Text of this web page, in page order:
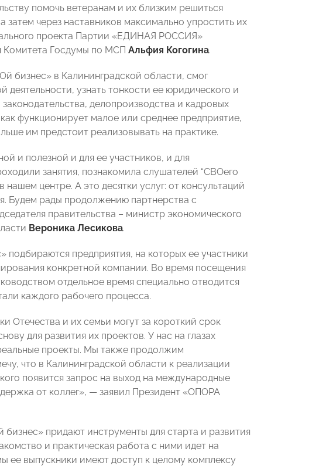
помочь ветеранам и их близким решиться
через наставников максимально упростить их
проекта Партии «ЕДИНАЯ РОССИЯ»
Комитета Госдумы по МСП Альфия Когогина.
бизнес» в Калининградской области, смог
узнать тонкости ее юридического и
делопроизводства и кадровых
функционирует малое или среднее предприятие,
им предстоит реализовывать на практике.
и полезной и для ее участников, и для
занятия, познакомила слушателей “СВОего
центре. А это десятки услуг: от консультаций
Будем рады продолжению партнерства с
правительства – министр экономического
Вероника Лесикова.
предприятия, на которых ее участники
конкретной компании. Во время посещения
отдельное время специально отводится
каждого рабочего процесса.
Отечества и их семьи могут за короткий срок
для развития их проектов. У нас на глазах
проекты. Мы также продолжим
что в Калининградской области к реализации
появится запрос на выход на международные
от коллег», — заявил Президент «ОПОРА
придают инструменты для старта и развития
и практическая работа с ними идет на
ее выпускники имеют доступ к целому комплексу